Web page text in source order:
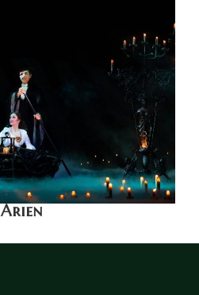
Arien